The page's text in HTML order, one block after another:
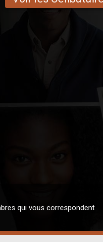
qui vous correspondent